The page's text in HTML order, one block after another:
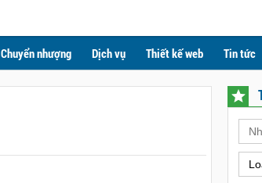
Chuyển nhượng Dịch vụ Thiết kế web Tin tức